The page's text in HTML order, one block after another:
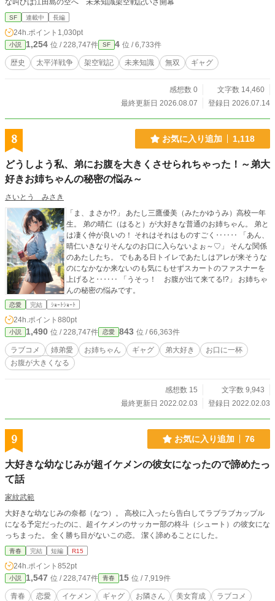
な叫びは江田島の空へ 未来知識架空戦記いざ開幕
SF 連載中 長編
24h.ポイント 1,030pt
小説 1,254 位 / 228,747件 SF 4 位 / 6,733件
歴史 太平洋戦争 架空戦記 未来知識 無双 ギャグ
感想数 0
文字数 14,460
最終更新日 2026.08.07
登録日 2026.07.14
8 お気に入り追加 1,118
どうしよう私、弟にお腹を大きくさせられちゃった！～弟大
好きお姉ちゃんの秘密の悩み～
さいとう みさき
「ま、まさか!?」 あたし三鷹優美（みたかゆうみ）高校一年
生。 弟の晴仁（はると）が大好きな普通のお姉ちゃん。 弟と
は凄く仲が良いの！ それはそれはものすごく‥‥‥ 「あん、
晴仁いきなりそんなのお口に入らないよぉ～♡」 そんな関係
のあたしたち。 でもある日トイレであたしはアレが来そうな
のになかなか来ないのも気にもせずスカートのファスナーを
上げると‥‥‥ 「うそっ！ お腹が出て来てる!?」 お姉ちゃ
んの秘密の悩みです。
恋愛 完結 ｼｮｰﾄｼｮｰﾄ
24h.ポイント 880pt
小説 1,490 位 / 228,747件 恋愛 843 位 / 66,363件
ラブコメ 姉弟愛 お姉ちゃん ギャグ 弟大好き
お口に一杯
お腹が大きくなる
感想数 15
文字数 9,943
最終更新日 2022.02.03
登録日 2022.02.03
9 お気に入り追加 76
大好きな幼なじみが超イケメンの彼女になったので諦めたっ
て話
家紋武範
大好きな幼なじみの奈都（なつ）。 高校に入ったら告白してラブラブカップル
になる予定だったのに、超イケメンのサッカー部の柊斗（シュート）の彼女にな
っちまった。 全く勝ち目がないこの恋。 潔く諦めることにした。
青春 完結 短編 R15
24h.ポイント 852pt
小説 1,547 位 / 228,747件 青春 15 位 / 7,919件
青春 恋愛 イケメン ギャグ お隣さん 美女育成
ラブコメ